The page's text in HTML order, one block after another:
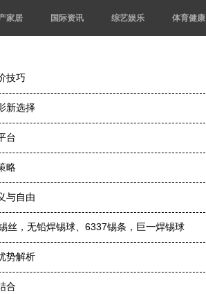
家居 国际资讯 综艺娱乐 体育健康
技巧
新选择
台
略
与自由
丝，无铅焊锡球、6337锡条，巨一焊锡球
势解析
合